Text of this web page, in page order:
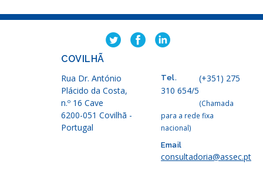
COVILHÃ
Rua Dr. António
Plácido da Costa,
n.º 16 Cave
6200-051 Covilhã -
Portugal
Tel.
(+351) 275
310 654/5
(Chamada
para a rede fixa
nacional)
Email
consultadoria@assec.pt